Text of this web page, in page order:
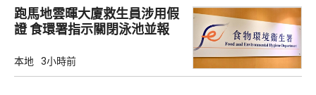
跑馬地雲暉大廈救生員涉用假
證 食環署指示關閉泳池並報
本地 3小時前